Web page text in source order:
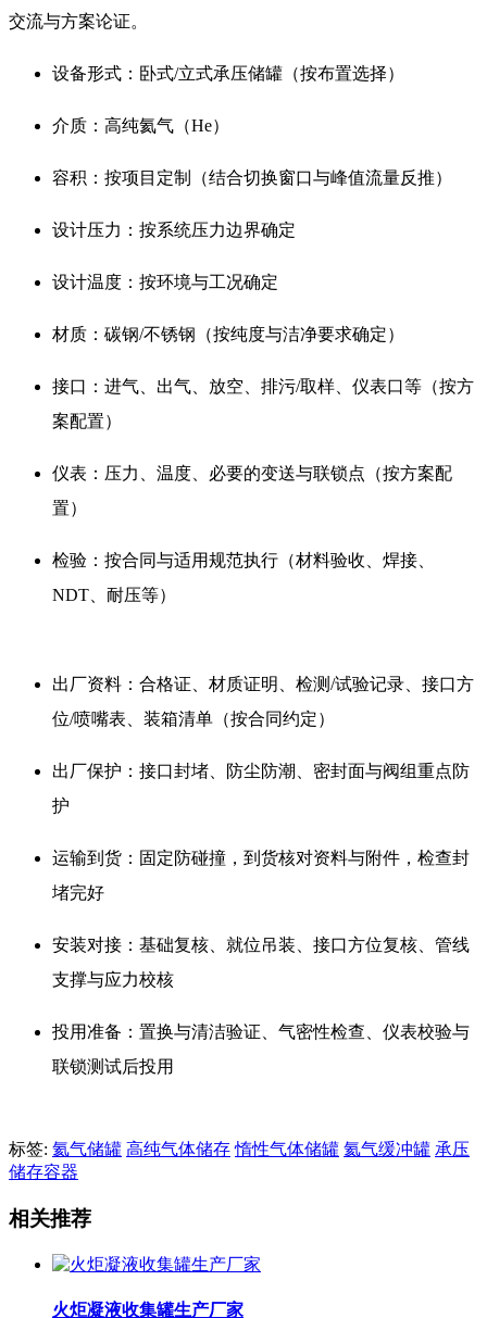
交流与方案论证。
设备形式：卧式/立式承压储罐（按布置选择）
介质：高纯氦气（He）
容积：按项目定制（结合切换窗口与峰值流量反推）
设计压力：按系统压力边界确定
设计温度：按环境与工况确定
材质：碳钢/不锈钢（按纯度与洁净要求确定）
接口：进气、出气、放空、排污/取样、仪表口等（按方
案配置）
仪表：压力、温度、必要的变送与联锁点（按方案配
置）
检验：按合同与适用规范执行（材料验收、焊接、
NDT、耐压等）
出厂资料：合格证、材质证明、检测/试验记录、接口方
位/喷嘴表、装箱清单（按合同约定）
出厂保护：接口封堵、防尘防潮、密封面与阀组重点防
护
运输到货：固定防碰撞，到货核对资料与附件，检查封
堵完好
安装对接：基础复核、就位吊装、接口方位复核、管线
支撑与应力校核
投用准备：置换与清洁验证、气密性检查、仪表校验与
联锁测试后投用
标签: 氦气储罐 高纯气体储存 惰性气体储罐 氦气缓冲罐 承压
储存容器
相关推荐
火炬凝液收集罐生产厂家